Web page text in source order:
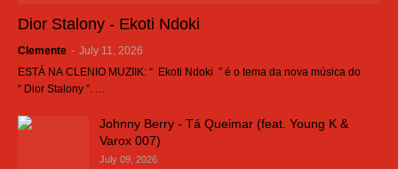
Dior Stalony - Ekoti Ndoki
Clemente - July 11, 2026
ESTÁ NA CLENIO MUZIIK: “ Ekoti Ndoki ” é o tema da nova música do
“ Dior Stalony ”. …
Johnny Berry - Tá Queimar (feat. Young K &
Varox 007)
July 09, 2026